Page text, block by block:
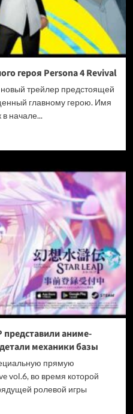
героя Persona 4 Revival
трейлер предстоящей
главному герою. Имя
в начале...
представили аниме-
механики базы
прямую
vol.6, во время которой
ролевой игры